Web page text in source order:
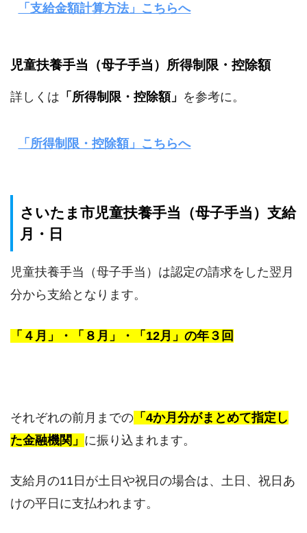
「支給金額計算方法」こちらへ
児童扶養手当（母子手当）所得制限・控除額
詳しくは 「所得制限・控除額」 を参考に。
「所得制限・控除額」こちらへ
さいたま市児童扶養手当（母子手当）支給
月・日
児童扶養手当（母子手当）は認定の請求をした翌月
分から支給となります。
「４月」・「８月」・「12月」の年３回
それぞれの前月までの 「4か月分がまとめて指定し
た金融機関」 に振り込まれます。
支給月の11日が土日や祝日の場合は、土日、祝日あ
けの平日に支払われます。